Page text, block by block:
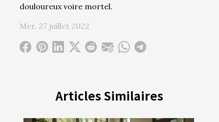
Articles Similaires
douloureux voire mortel.
Mer. 27 juillet 2022